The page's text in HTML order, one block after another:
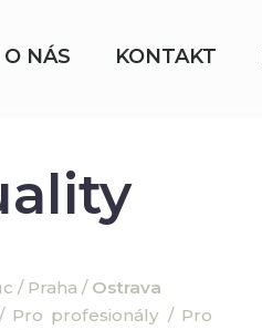
O NÁS KONTAKT
/ Praha / Ostrava
/ Pro profesionály / Pro